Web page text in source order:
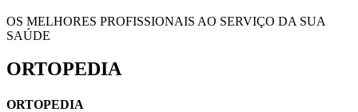
OS MELHORES PROFISSIONAIS AO SERVIÇO DA SUA
SAÚDE
ORTOPEDIA
ORTOPEDIA